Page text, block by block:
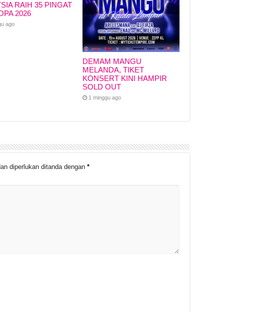
RAIH 35 PINGAT
2026
ago
DEMAM MANGU
MELANDA, TIKET
KONSERT KINI HAMPIR
SOLD OUT
1 minggu ago
diperlukan ditanda dengan *